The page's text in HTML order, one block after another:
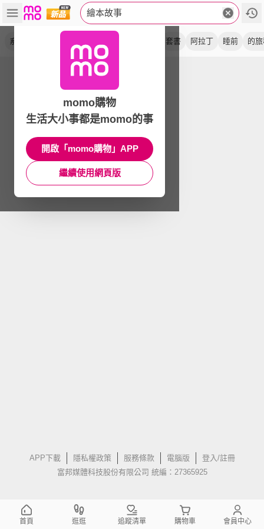
繪本故事
系列 套書 阿拉丁 睡前 的
APP下載 隱私權政策 服務條款 電腦版
登入/註冊
富邦媒體科技股份有限公司 統編：27365925
momo購物
生活大小事都是momo的事
開啟「momo購物」APP
繼續使用網頁版
首頁 逛逛 追蹤清單 購物車 會員中心